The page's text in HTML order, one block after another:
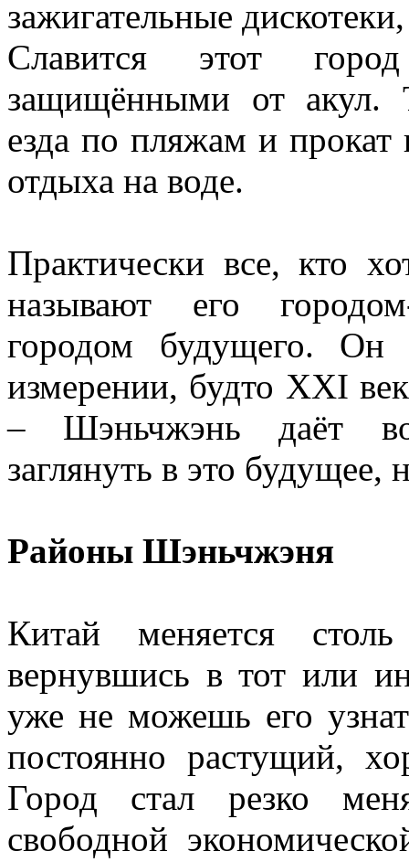
зажигательные
Славится этот
защищёнными от акул.
езда по пляжам и прокат
отдыха на воде.
Практически все, кто
называют его
городом будущего.
измерении, будто XXI
– Шэньчжэнь даёт
заглянуть в это
Районы Шэньчжэня
Китай меняется
вернувшись в тот или
уже не можешь его
постоянно растущий,
Город стал резко
свободной